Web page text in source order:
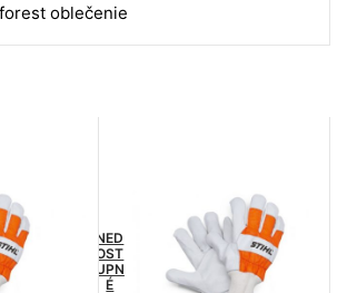
oblečenie
NED
OST
UPN
É